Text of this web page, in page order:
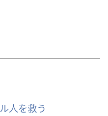
人を救う